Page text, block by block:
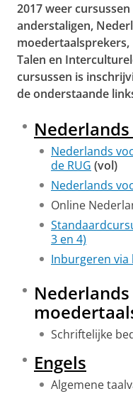
2017 weer
anderstaligen,
moedertaalsprekers,
Talen en
cursussen is
de onderstaande
Nederlands
de RUG (vol)
Nederlands
Online
3 en 4)
Inburgeren
Schriftelijke
Engels
Algemene